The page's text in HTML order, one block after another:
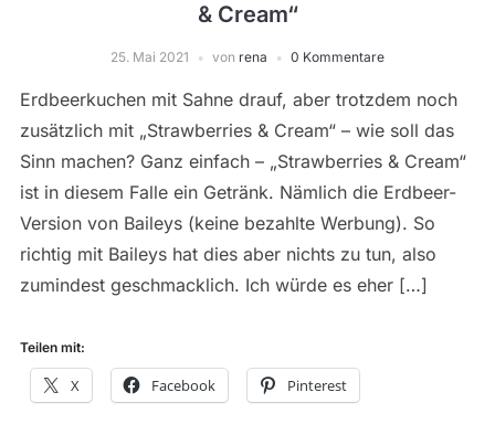
& Cream“
25. Mai 2021 von rena 0 Kommentare
Erdbeerkuchen mit Sahne drauf, aber trotzdem noch
zusätzlich mit „Strawberries & Cream“ – wie soll das
Sinn machen? Ganz einfach – „Strawberries & Cream“
ist in diesem Falle ein Getränk. Nämlich die Erdbeer-
Version von Baileys (keine bezahlte Werbung). So
richtig mit Baileys hat dies aber nichts zu tun, also
zumindest geschmacklich. Ich würde es eher […]
Teilen mit:
X Facebook Pinterest